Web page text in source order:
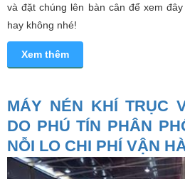
và đặt chúng lên bàn cân để xem
hay không nhé!
Xem thêm
MÁY NÉN KHÍ TRỤC
DO PHÚ TÍN PHÂN
NỖI LO CHI PHÍ VẬN